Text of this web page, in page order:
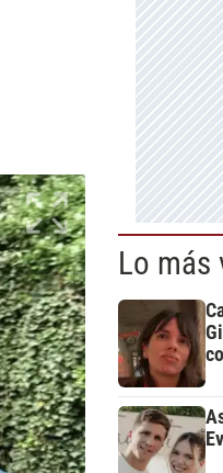
Lo más